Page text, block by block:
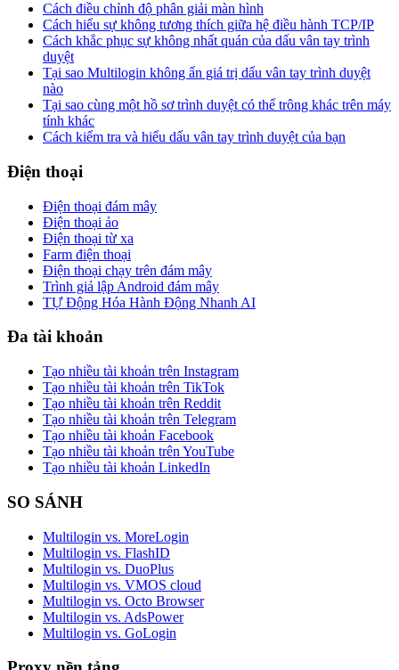
Cách điều chỉnh độ phân giải màn hình
Cách hiểu sự không tương thích giữa hệ điều hành TCP/IP
Cách khắc phục sự không nhất quán của dấu vân tay trình
duyệt
Tại sao Multilogin không ẩn giá trị dấu vân tay trình duyệt
nào
Tại sao cùng một hồ sơ trình duyệt có thể trông khác trên máy
tính khác
Cách kiểm tra và hiểu dấu vân tay trình duyệt của bạn
Điện thoại
Điện thoại đám mây
Điện thoại ảo
Điện thoại từ xa
Farm điện thoại
Điện thoại chạy trên đám mây
Trình giả lập Android đám mây
TỰ Động Hóa Hành Động Nhanh AI
Đa tài khoản
Tạo nhiều tài khoản trên Instagram
Tạo nhiều tài khoản trên TikTok
Tạo nhiều tài khoản trên Reddit
Tạo nhiều tài khoản trên Telegram
Tạo nhiều tài khoản Facebook
Tạo nhiều tài khoản trên YouTube
Tạo nhiều tài khoản LinkedIn
SO SÁNH
Multilogin vs. MoreLogin
Multilogin vs. FlashID
Multilogin vs. DuoPlus
Multilogin vs. VMOS cloud
Multilogin vs. Octo Browser
Multilogin vs. AdsPower
Multilogin vs. GoLogin